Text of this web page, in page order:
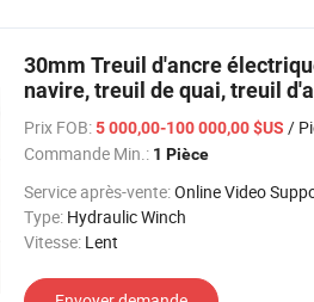
30mm Treuil d'ancre
navire, treuil de quai, treuil
Prix FOB:5 000,00-100 000,00 $US /
Commande Min.: 1 Pièce
Service après-vente:Online Video
Type: Hydraulic Winch
Vitesse: Lent